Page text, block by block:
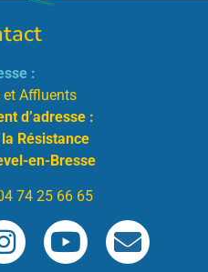
:
et Affluents
d’adresse :
Résistance
en-Bresse
74 25 66 65